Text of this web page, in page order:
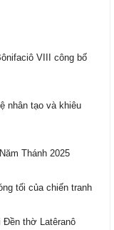
VIII công bố
nhân tạo và khiêu
Thánh 2025
tối của chiến tranh
thờ Latêranô